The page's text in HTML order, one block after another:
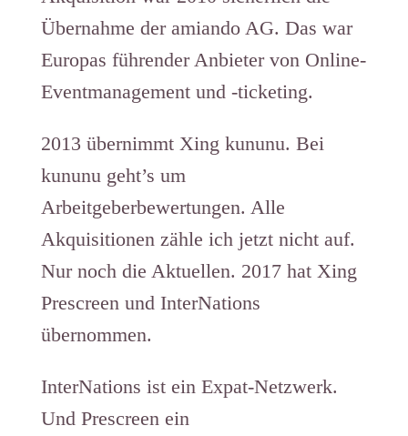
Übernahme der amiando AG. Das war
Europas führender Anbieter von Online-
Eventmanagement und -ticketing.
2013 übernimmt Xing kununu. Bei
kununu geht’s um
Arbeitgeberbewertungen. Alle
Akquisitionen zähle ich jetzt nicht auf.
Nur noch die Aktuellen. 2017 hat Xing
Prescreen und InterNations
übernommen.
InterNations ist ein Expat-Netzwerk.
Und Prescreen ein